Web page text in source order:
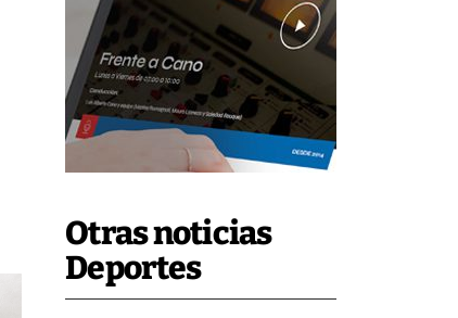
Otras noticias
Deportes